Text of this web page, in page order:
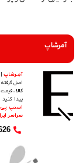
آمرشاپ
آمِـرشاپ|
اصل گرفته
کالا، قیمت
پیدا
اسنپ پی-
سراسر